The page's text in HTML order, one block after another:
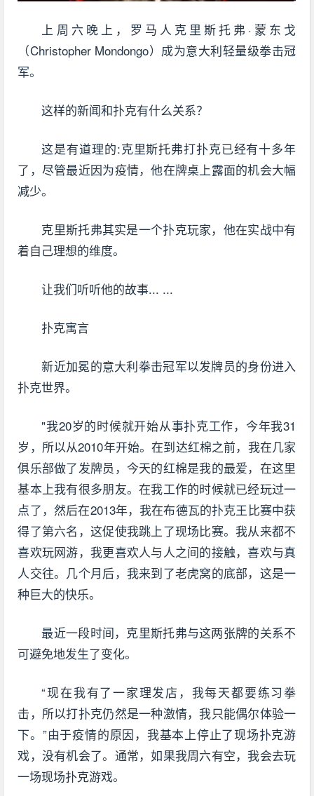
上周六晚上，罗马人克里斯托弗·蒙东戈
（Christopher Mondongo）成为意大利轻量级拳击冠
军。
这样的新闻和扑克有什么关系？
这是有道理的:克里斯托弗打扑克已经有十多年
了，尽管最近因为疫情，他在牌桌上露面的机会大幅
减少。
克里斯托弗其实是一个扑克玩家，他在实战中有
着自己理想的维度。
让我们听听他的故事... ...
扑克寓言
新近加冕的意大利拳击冠军以发牌员的身份进入
扑克世界。
"我20岁的时候就开始从事扑克工作，今年我31
岁，所以从2010年开始。在到达红棉之前，我在几家
俱乐部做了发牌员，今天的红棉是我的最爱，在这里
基本上我有很多朋友。在我工作的时候就已经玩过一
点了，然后在2013年，我在布德瓦的扑克王比赛中获
得了第六名，这促使我跳上了现场比赛。我从来都不
喜欢玩网游，我更喜欢人与人之间的接触，喜欢与真
人交往。几个月后，我来到了老虎窝的底部，这是一
种巨大的快乐。
最近一段时间，克里斯托弗与这两张牌的关系不
可避免地发生了变化。
“现在我有了一家理发店，我每天都要练习拳
击，所以打扑克仍然是一种激情，我只能偶尔体验一
下。”由于疫情的原因，我基本上停止了现场扑克游
戏，没有机会了。通常，如果我周六有空，我会去玩
一场现场扑克游戏。